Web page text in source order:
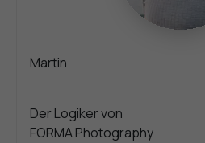
Martin
Der Logiker von
FORMA Photography